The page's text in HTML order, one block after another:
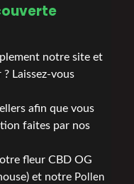
notre site et
Laissez-vous
afin que vous
faites par nos
fleur CBD OG
et notre Pollen